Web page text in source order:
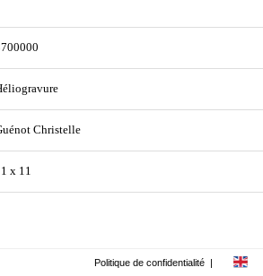
Christelle
x 11
Politique de confidentialité |